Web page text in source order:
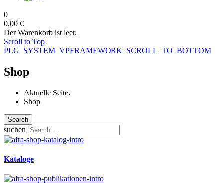
0
0,00 €
Der Warenkorb ist leer.
Scroll to Top
PLG_SYSTEM_VPFRAMEWORK_SCROLL_TO_BOTTOM
Shop
Aktuelle Seite:
Shop
Search
suchen
Kataloge